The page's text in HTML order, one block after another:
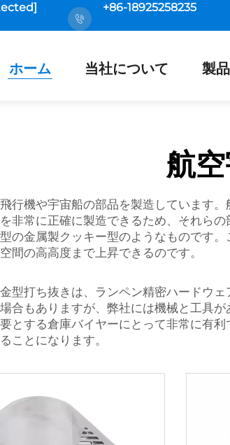
+86-18925258235
ホーム 当社について 製品
航
行機や宇宙船の部品を製造しています
非常に正確に製造できるため、それら
の金属製クッキー型のようなものです
間の高高度まで上昇できるのです。
型打ち抜きは、ランペン精密ハードウ
合もありますが、弊社には機械と工具
とする倉庫バイヤーにとって非常に有
ことになります。